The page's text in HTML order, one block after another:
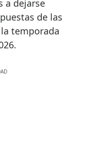
a dejarse
de las
temporada